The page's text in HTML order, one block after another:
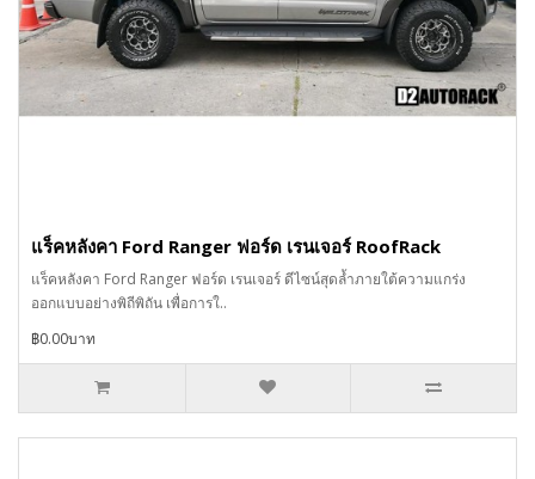
แร็คหลังคา Ford Ranger ฟอร์ด เรนเจอร์ RoofRack
แร็คหลังคา Ford Ranger ฟอร์ด เรนเจอร์ ดีไซน์สุดล้ำภายใต้ความแกร่ง
ออกแบบอย่างพิถีพิถัน เพื่อการใ..
฿0.00บาท